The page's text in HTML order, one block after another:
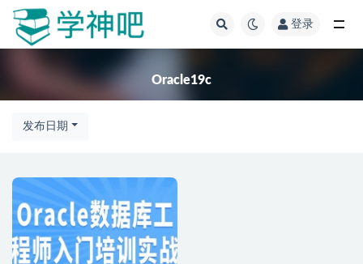
登录
Oracle19c
发布日期